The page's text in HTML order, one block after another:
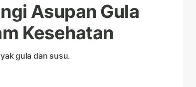
Asupan Gula
Kesehatan
gula dan susu.